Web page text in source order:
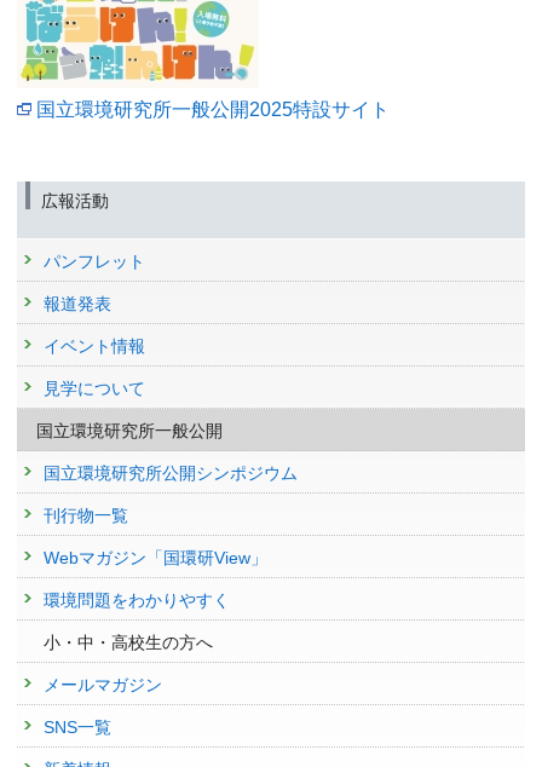
国立環境研究所一般公開2025特設サイト
広報活動
パンフレット
報道発表
イベント情報
見学について
国立環境研究所一般公開
国立環境研究所公開シンポジウム
刊行物一覧
Webマガジン「国環研View」
環境問題をわかりやすく
小・中・高校生の方へ
メールマガジン
SNS一覧